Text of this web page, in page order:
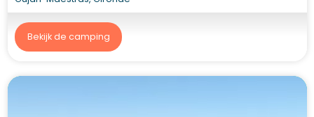
Bekijk de camping